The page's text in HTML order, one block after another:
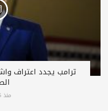
ترامب يجدد اعتراف
منذ 5 أيام